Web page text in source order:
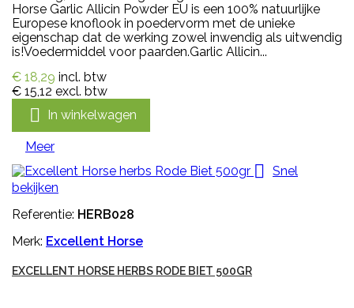
Horse Garlic Allicin Powder EU is een 100% natuurlijke
Europese knoflook in poedervorm met de unieke
eigenschap dat de werking zowel inwendig als uitwendig
is!Voedermiddel voor paarden.Garlic Allicin...
€ 18,29 incl. btw
€ 15,12 excl. btw
 In winkelwagen
Meer

Snel
bekijken
Referentie: HERB028
Merk: Excellent Horse
EXCELLENT HORSE HERBS RODE BIET 500GR